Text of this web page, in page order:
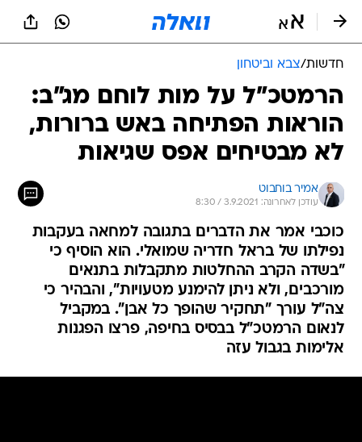
חדשות/צבא וביטחון
הרמטכ"ל על מות לוחם מג"ב:
הוראות הפתיחה באש ברורות,
לא מבטיחים אפס שגיאות
אמיר בוחבוט
עודכן לאחרונה: 3.9.2021 / 8:30
כוכבי אמר את הדברים בתגובה למחאה בעקבות
נפילתו של בראל חדריה שמואלי. הוא הוסיף כי
"בשדה הקרב ההחלטות מתקבלות בתנאים
מורכבים, ולא ניתן להימנע מטעויות", והבהיר כי
צה"ל עורך "תחקיר שהופך כל אבן". במקביל
לנאום הרמטכ"ל בבסיס בחיפה, פרצו הפגנות
אלימות בגבול עזה